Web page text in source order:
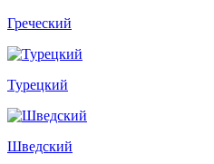
Греческий
Турецкий
Шведский